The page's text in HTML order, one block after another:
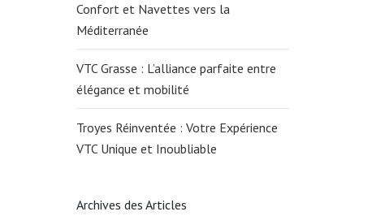
Confort et Navettes vers la
Méditerranée
VTC Grasse : L’alliance parfaite entre
élégance et mobilité
Troyes Réinventée : Votre Expérience
VTC Unique et Inoubliable
Archives des Articles